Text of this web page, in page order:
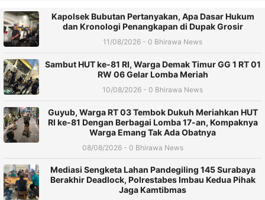
Kapolsek Bubutan Pertanyakan, Apa Dasar Hukum
dan Kronologi Penangkapan di Dupak Grosir
11/08/2026 - 0 Bhirawa News
Sambut HUT ke-81 RI, Warga Demak Timur GG 1 RT 01
RW 06 Gelar Lomba Meriah
10/08/2026 - 0 Bhirawa News
Guyub, Warga RT 03 Tembok Dukuh Meriahkan HUT
RI ke-81 Dengan Berbagai Lomba 17-an, Kompaknya
Warga Emang Tak Ada Obatnya
08/08/2026 - 0 Bhirawa News
Mediasi Sengketa Lahan Pandegiling 145 Surabaya
Berakhir Deadlock, Polrestabes Imbau Kedua Pihak
Jaga Kamtibmas